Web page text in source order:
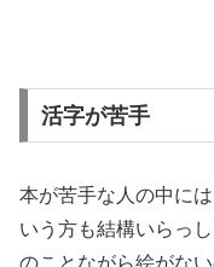
活字が苦手
本が苦手な人の中に
いう方も結構いらっ
のことながら絵がな